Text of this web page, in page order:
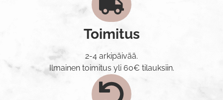
Toimitus
2-4 arkipäivää.
Ilmainen toimitus yli 60€ tilauksiin.